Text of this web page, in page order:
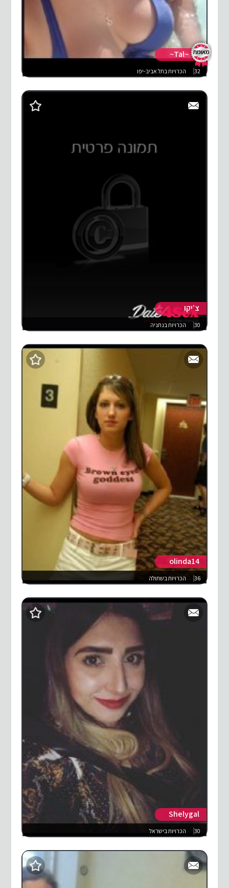
~Tal~
32 הכרויות בתל אביב-יפו
צ’יקו
30 הכרויות בנתניה
olinda14
36 הכרויות בשתולה
Shelygal
30 הכרויות בישראל